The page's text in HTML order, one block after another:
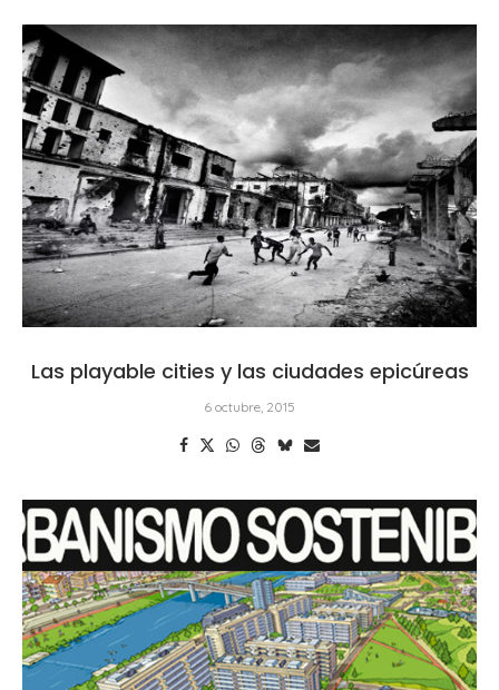
Las playable cities y las ciudades epicúreas
6 octubre, 2015